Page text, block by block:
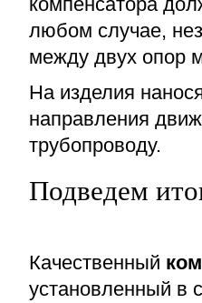
любом случае,
между двух опор
На изделия
направления
трубопроводу.
Подведем
Качественный
установленный в